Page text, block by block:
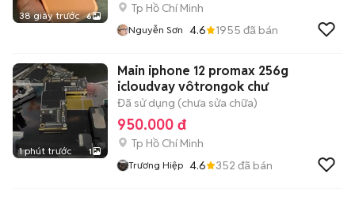
38 giây trước 6
Tp Hồ Chí Minh
Nguyễn Sơn 4.6 1955 đã bán
1 phút trước 1
Main iphone 12 promax 256g
icloudvay vôtrongok chư
Đã sử dụng (chưa sửa chữa)
950.000 đ
Tp Hồ Chí Minh
Trương Hiệp 4.6 352 đã bán